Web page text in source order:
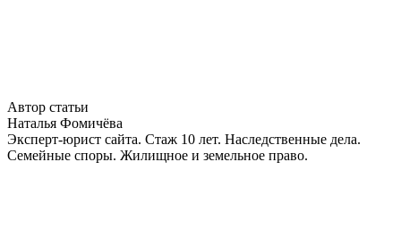
Автор статьи
Наталья Фомичёва
Эксперт-юрист сайта. Стаж 10 лет. Наследственные дела.
Семейные споры. Жилищное и земельное право.